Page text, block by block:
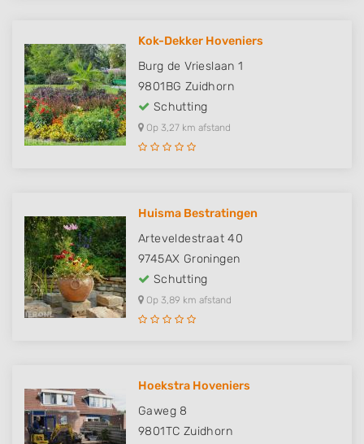
Kok-Dekker Hoveniers
Burg de Vrieslaan 1
9801BG Zuidhorn
Schutting
Op 3,27 km afstand
Huisma Bestratingen
Arteveldestraat 40
9745AX Groningen
Schutting
Op 3,89 km afstand
Hoekstra Hoveniers
Gaweg 8
9801TC Zuidhorn